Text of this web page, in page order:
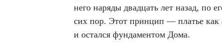
него наряды двадцать лет назад, по
сих пор. Этот принцип — платье как
и остался фундаментом Дома.